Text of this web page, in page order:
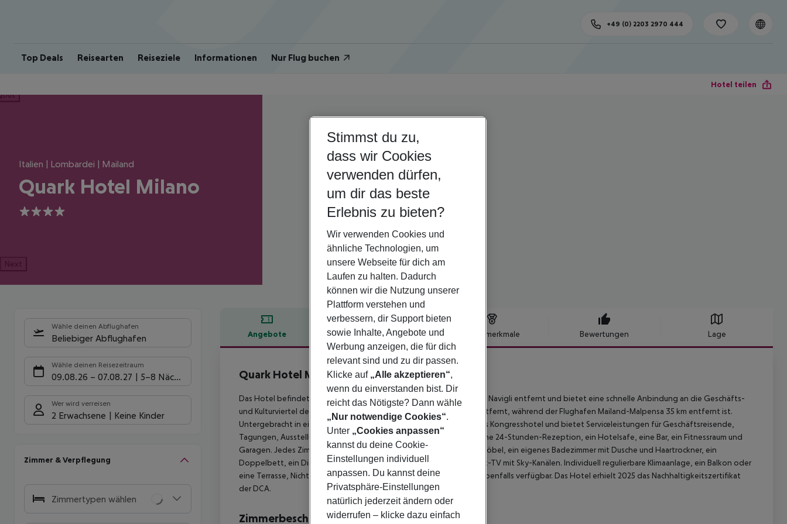
Top Deals Reisearten Reiseziele Informationen Nur Flug buchen
+49 (0) 2203 2970 444
Hotel teilen
Italien | Lombardei | Mailand
Quark Hotel Milano
4
Next
Wähle deinen Abflughafen
Beliebiger Abflughafen
Wähle deinen Reisezeitraum
09.08.26 – 07.08.27 5-8 Nächte
Wer wird verreisen
2 Erwachsene Keine Kinder
Zimmer & Verpflegung
Zimmertypen wählen
Angebote Hotelbeschreibung Hotelmerkmale Bewertungen Lage
Hotelbeschreibung
Quark Hotel Milano
4
Das Hotel befindet sich nur wenige Minuten vom Mailänder Stadtteil Navigli entfernt und bietet eine schnelle Anbindung an die Geschäfts-
und Kulturviertel der Stadt. Der Flughafen Mailand-Linate ist 9 km entfernt, während der Flughafen Mailand-Malpensa 35 km entfernt ist.
Untergebracht in einem modernen Gebäude, ist es Mailands größtes Kongresshotel und bietet Serviceleistungen für Geschäftsreisende,
Tagungen, Ausstellungen usw. Zu den Annehmlichkeiten gehören eine 24-Stunden-Rezeption, ein Hotelsafe, eine Bar, ein Fitnessraum und
Garagen. Jedes Zimmer ist schallisoliert und verfügt über moderne Möbel, ein eigenes Badezimmer mit Dusche und Haartrockner, ein
Doppelbett, ein Direktwahltelefon, einen Safe, eine Minibar und Sat-TV mit Sky-Kanälen. Individuell regulierbare Klimaanlage, ein Balkon oder
eine Terrasse, Nichtraucherzimmer und barrierefreie Optionen sind ebenfalls verfügbar. Das Hotel erhielt 2025 das Nachhaltigkeitszertifikat
der DCA.
Zimmerbeschreibung
Stimmst du zu,
dass wir Cookies
verwenden dürfen,
um dir das beste
Erlebnis zu bieten?
Wir verwenden Cookies und
ähnliche Technologien, um
unsere Webseite für dich am
Laufen zu halten. Dadurch
können wir die Nutzung unserer
Plattform verstehen und
verbessern, dir Support bieten
sowie Inhalte, Angebote und
Werbung anzeigen, die für dich
relevant sind und zu dir passen.
Klicke auf „Alle akzeptieren“,
wenn du einverstanden bist. Dir
reicht das Nötigste? Dann wähle
„Nur notwendige Cookies“.
Unter „Cookies anpassen“
kannst du deine Cookie-
Einstellungen individuell
anpassen. Du kannst deine
Privatsphäre-Einstellungen
natürlich jederzeit ändern oder
widerrufen – klicke dazu einfach